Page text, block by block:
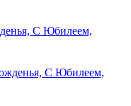
С Юбилеем,
С Юбилеем,